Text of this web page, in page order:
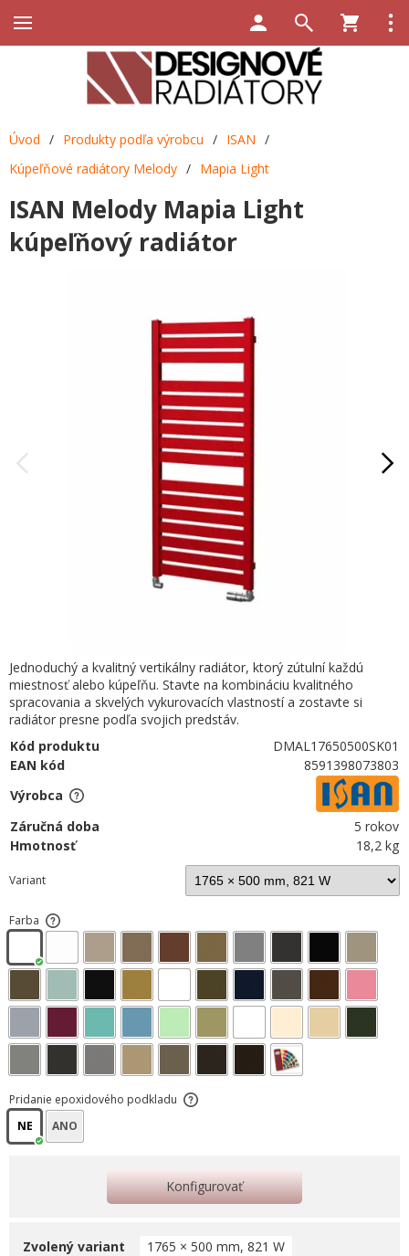
Úvod / Produkty podľa výrobcu / ISAN /
Kúpeľňové radiátory Melody / Mapia Light
ISAN Melody Mapia Light
kúpeľňový radiátor
Jednoduchý a kvalitný vertikálny radiátor, ktorý zútulní každú
miestnosť alebo kúpeľňu. Stavte na kombináciu kvalitného
spracovania a skvelých vykurovacích vlastností a zostavte si
radiátor presne podľa svojich predstáv.
Kód produktu
DMAL17650500SK01
EAN kód
8591398073803
Výrobca
Záručná doba
5 rokov
Hmotnosť
18,2 kg
Variant
Farba
Pridanie epoxidového podkladu
NE
ANO
Konfigurovať
Zvolený variant
1765 × 500 mm, 821 W